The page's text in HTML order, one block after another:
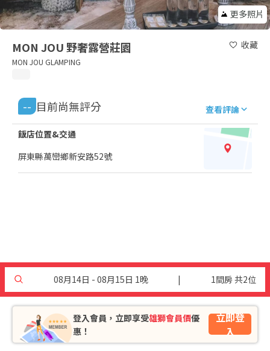
更多照片
MON JOU 野奢露營莊園
MON JOU GLAMPING
收藏
-- 目前尚無評分 查看評論
飯店位置&交通
屏東縣萬巒鄉新安路52號
08月14日 - 08月15日 1晚 | 1間房 共2位
登入會員，立即享受雄獅會員價優
惠！
立即登
入